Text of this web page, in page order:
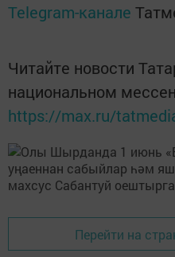
Telegram-канале
Читайте новости
национальном
https://max.ru/
Перейти на